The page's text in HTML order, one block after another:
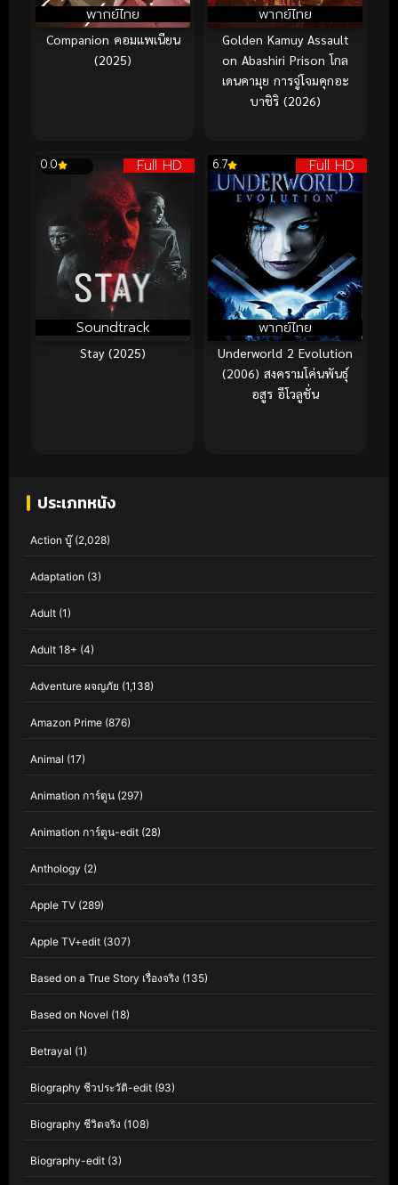
พากย์ไทย
Companion คอมแพเนียน
(2025)
พากย์ไทย
Golden Kamuy Assault
on Abashiri Prison โกล
เดนคามุย การจู่โจมคุกอะ
บาชิริ (2026)
Full HD
Soundtrack
0.0
Stay (2025)
Full HD
พากย์ไทย
6.7
Underworld 2 Evolution
(2006) สงครามโค่นพันธุ์
อสูร อีโวลูชั่น
ประเภทหนัง
Action บู๊(2,028)
Adaptation (3)
Adult (1)
Adult 18+ (4)
Adventure ผจญภัย (1,138)
Amazon Prime (876)
Animal (17)
Animation การ์ตูน (297)
Animation การ์ตูน-edit (28)
Anthology (2)
Apple TV (289)
Apple TV+edit (307)
Based on a True Story เรื่องจริง (135)
Based on Novel (18)
Betrayal (1)
Biography ชีวประวัติ-edit (93)
Biography ชีวิตจริง (108)
Biography-edit (3)